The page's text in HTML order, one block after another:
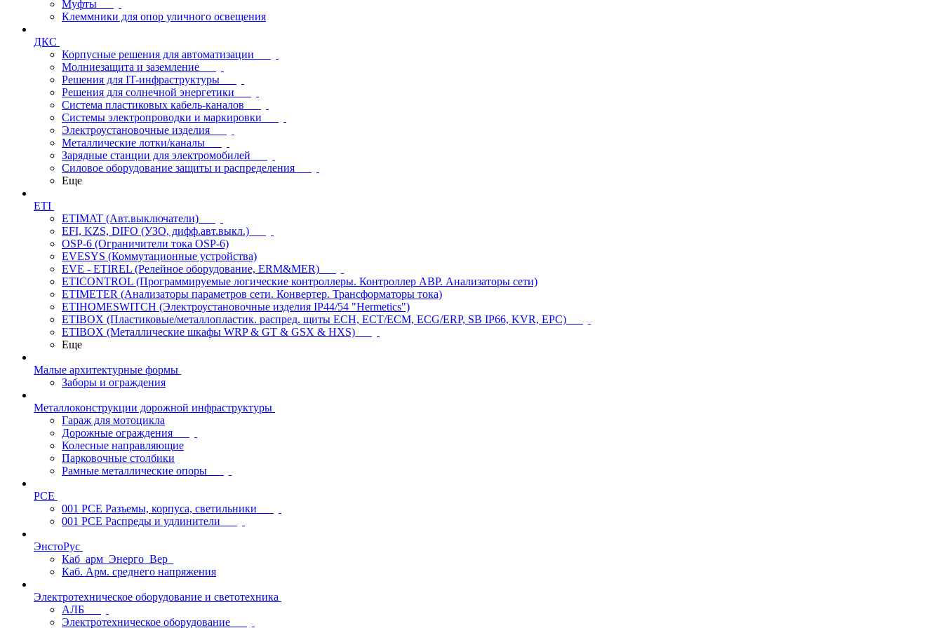
Муфты
Клеммники для опор уличного освещения
ДКС
Корпусные решения для автоматизации
Молниезащита и заземление
Решения для IT-инфраструктуры
Решения для солнечной энергетики
Система пластиковых кабель-каналов
Системы электропроводки и маркировки
Электроустановочные изделия
Металлические лотки/каналы
Зарядные станции для электромобилей
Силовое оборудование защиты и распределения
Еще
ETI
ETIMAT (Авт.выключатели)
EFI, KZS, DIFO (УЗО, дифф.авт.выкл.)
OSP-6 (Ограничители тока OSP-6)
EVESYS (Коммутационные устройства)
EVE - ETIREL (Релейное оборудование, ERM&MER)
ETICONTROL (Программируемые логические контроллеры. Контроллер АВР. Анализаторы сети)
ETIMETER (Анализаторы параметров сети. Конвертер. Трансформаторы тока)
ETIHOMESWITCH (Электроустановочные изделия IP44/54 "Hermetics")
ETIBOX (Пластиковые/металлопластик. распред. щиты ECH, ECT/ECM, ECG/ERP, SB IP66, KVR, EPC)
ETIBOX (Металлические шкафы WRP & GT & GSX & HXS)
Еще
Малые архитектурные формы
Заборы и ограждения
Металлоконструкции дорожной инфраструктуры
Гараж для мотоцикла
Дорожные ограждения
Колесные направляющие
Парковочные столбики
Рамные металлические опоры
PCE
001 PCE Разъемы, корпуса, светильники
001 PCE Распреды и удлинители
ЭнстоРус
Каб_арм_Энерго_Вер_
Каб. Арм. среднего напряжения
Электротехническое оборудование и светотехника
АЛБ
Электротехническое оборудование